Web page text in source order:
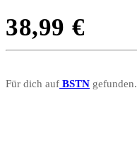
38,99 €
Für dich auf BSTN gefunden.